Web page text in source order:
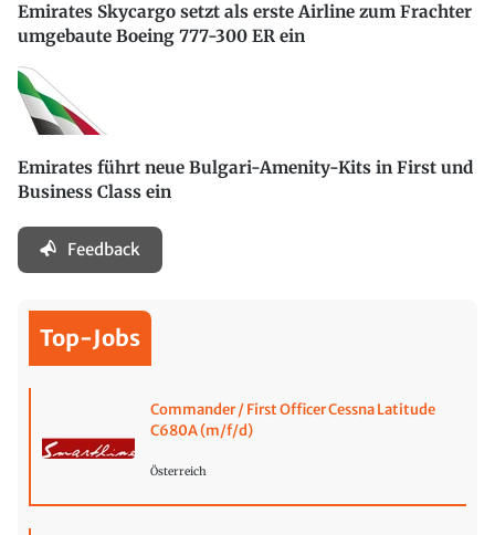
Emirates Skycargo setzt als erste Airline zum Frachter
umgebaute Boeing 777-300 ER ein
Emirates führt neue Bulgari-Amenity-Kits in First und
Business Class ein
Feedback
Top-Jobs
Commander / First Officer Cessna Latitude
C680A (m/f/d)
Österreich